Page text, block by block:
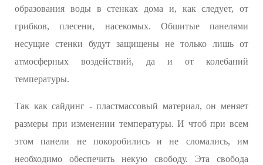
образования воды в стенках дома и, как следует, от
грибков, плесени, насекомых. Обшитые панелями
несущие стенки будут защищены не только лишь от
атмосферных воздействий, да и от колебаний
температуры.
Так как сайдинг - пластмассовый материал, он меняет
размеры при изменении температуры. И чтоб при всем
этом панели не покоробились и не сломались, им
необходимо обеспечить некую свободу. Эта свобода